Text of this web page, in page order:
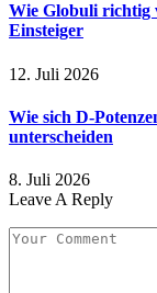
Wie Globuli richtig
Einsteiger
12. Juli 2026
Wie sich D-
unterscheiden
8. Juli 2026
Leave A Reply